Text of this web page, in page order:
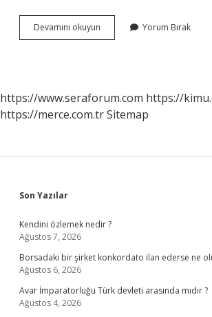
Devamını okuyun
Ateşi
Yorum Bırak
https://www.seraforum.com https://
https://merce.com.trSitemap
Sidebar
Son Yazılar
Kendini özlemek nedir ?
Ağustos 7, 2026
Borsadaki bir şirket konkordato ilan ederse ne
Ağustos 6, 2026
Avar İmparatorluğu Türk devleti arasında mıdır ?
Ağustos 4, 2026